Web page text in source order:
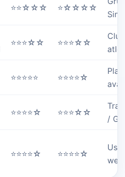
⭐⭐☆☆☆ ⭐☆☆☆☆
⭐⭐⭐☆☆ ⭐⭐⭐☆☆
⭐⭐⭐⭐⭐ ⭐⭐⭐⭐☆
⭐⭐⭐⭐☆ ⭐⭐⭐☆☆
/
⭐⭐⭐⭐☆ ⭐⭐⭐⭐☆